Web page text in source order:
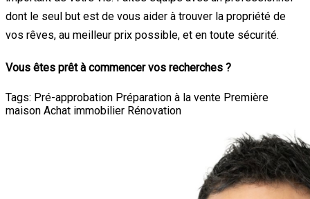
dont le seul but est de vous aider à trouver la propriété de
vos rêves, au meilleur prix possible, et en toute sécurité.
Vous êtes prêt à commencer vos recherches ?
Tags: Pré-approbation Préparation à la vente Première
maison Achat immobilier Rénovation